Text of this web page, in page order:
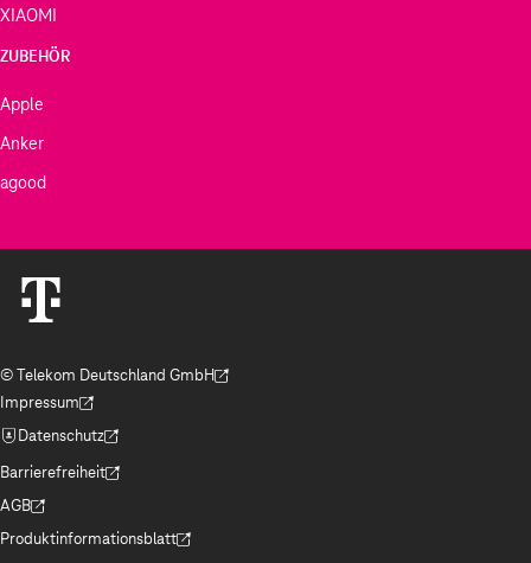
XIAOMI
ZUBEHÖR
Apple
Anker
agood
© Telekom Deutschland GmbH
(Der Link wird in einem neuen Tab geöffnet)
Impressum
(Der Link wird in einem neuen Tab geöffnet)
Datenschutz
(Der Link wird in einem neuen Tab geöffnet)
Barrierefreiheit
(Der Link wird in einem neuen Tab geöffnet)
AGB
(Der Link wird in einem neuen Tab geöffnet)
Produktinformationsblatt
(Der Link wird in einem neuen Tab geöffnet)